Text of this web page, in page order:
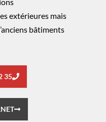
extérieures mais
bâtiments
35